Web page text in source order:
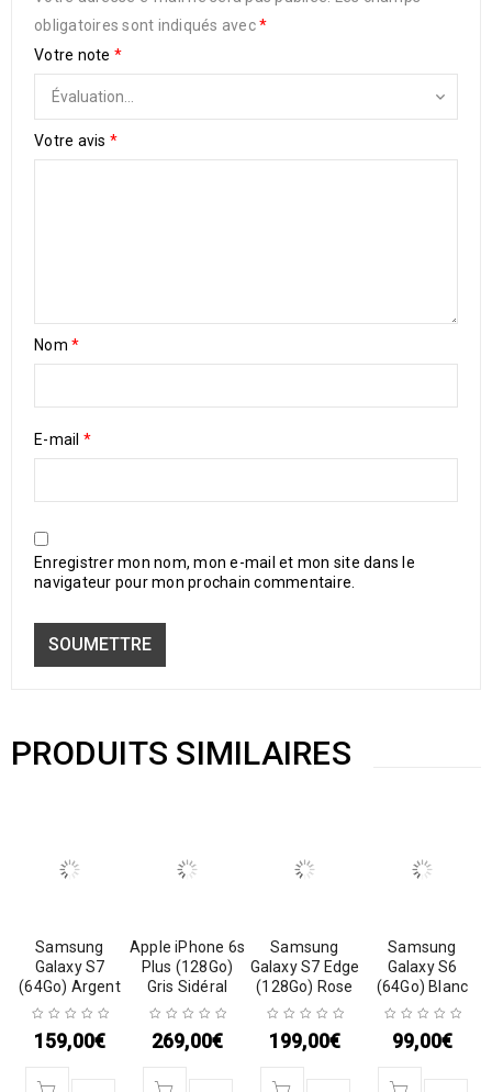
obligatoires sont indiqués avec*
Votre note *
Votre avis *
Nom *
E-mail *
Enregistrer mon nom, mon e-mail et mon site dans le
navigateur pour mon prochain commentaire.
PRODUITS SIMILAIRES
Samsung
Galaxy S7
(64Go) Argent
159,00€
Apple iPhone 6s
Plus (128Go)
Gris Sidéral
269,00€
Samsung
Galaxy S7 Edge
(128Go) Rose
199,00€
Samsung
Galaxy S6
(64Go) Blanc
99,00€